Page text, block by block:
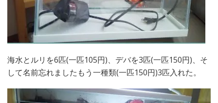
海水とルリを6匹(一匹105円)、デバを3匹(一匹150円)、そ
して名前忘れましたもう一種類(一匹150円)3匹入れた。